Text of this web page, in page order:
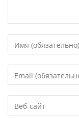
свое
или
имя
чтобы
прокомментировать
свой
адрес,
чтобы
URL